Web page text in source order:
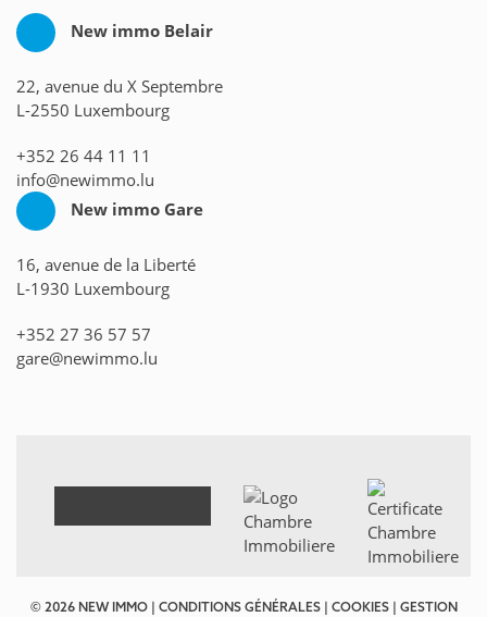
New immo Belair
22, avenue du X Septembre
L-2550 Luxembourg
+352 26 44 11 11
info@newimmo.lu
New immo Gare
16, avenue de la Liberté
L-1930 Luxembourg
+352 27 36 57 57
gare@newimmo.lu
© 2026 NEW IMMO | CONDITIONS GÉNÉRALES| COOKIES| GESTION